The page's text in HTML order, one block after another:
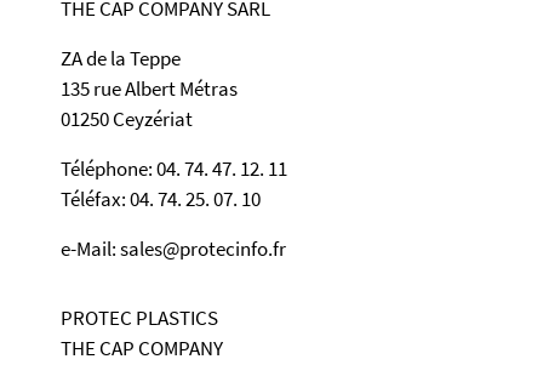
THE CAP COMPANY SARL
ZA de la Teppe
135 rue Albert Métras
01250 Ceyzériat
Téléphone: 04. 74. 47. 12. 11
Téléfax: 04. 74. 25. 07. 10
e-Mail: sales@protecinfo.fr
PROTEC PLASTICS
THE CAP COMPANY